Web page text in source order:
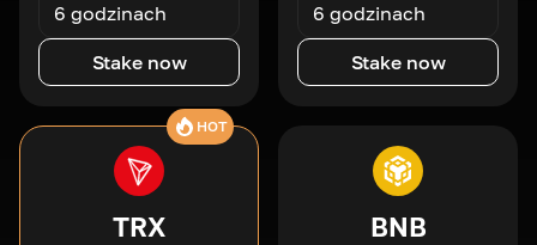
6 godzinach
Stake now
6 godzinach
Stake now
HOT
TRX BNB